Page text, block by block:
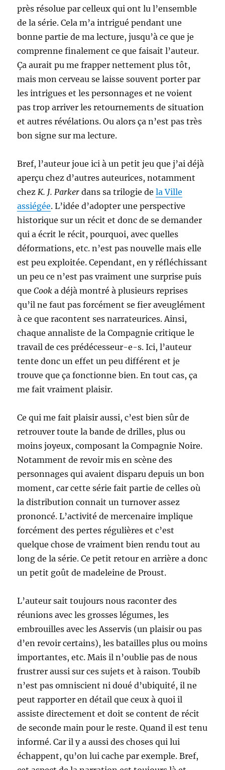
près résolue par celleux qui ont lu l’ensemble
de la série. Cela m’a intrigué pendant une
bonne partie de ma lecture, jusqu’à ce que je
comprenne finalement ce que faisait l’auteur.
Ça aurait pu me frapper nettement plus tôt,
mais mon cerveau se laisse souvent porter par
les intrigues et les personnages et ne voient
pas trop arriver les retournements de situation
et autres révélations. Ou alors ça n’est pas très
bon signe sur ma lecture.
Bref, l’auteur joue ici à un petit jeu que j’ai déjà
aperçu chez d’autres auteurices, notamment
chezK. J. Parker dans sa trilogie dela Ville
assiégée. L’idée d’adopter une perspective
historique sur un récit et donc de se demander
qui a écrit le récit, pourquoi, avec quelles
déformations, etc. n’est pas nouvelle mais elle
est peu exploitée. Cependant, en y réfléchissant
un peu ce n’est pas vraiment une surprise puis
queCook a déjà montré à plusieurs reprises
qu’il ne faut pas forcément se fier aveuglément
à ce que racontent ses narrateurices. Ainsi,
chaque annaliste de la Compagnie critique le
travail de ces prédécesseur-e-s. Ici, l’auteur
tente donc un effet un peu différent et je
trouve que ça fonctionne bien. En tout cas, ça
me fait vraiment plaisir.
Ce qui me fait plaisir aussi, c’est bien sûr de
retrouver toute la bande de drilles, plus ou
moins joyeux, composant la Compagnie Noire.
Notamment de revoir mis en scène des
personnages qui avaient disparu depuis un bon
moment, car cette série fait partie de celles où
la distribution connait un turnover assez
prononcé. L’activité de mercenaire implique
forcément des pertes régulières et c’est
quelque chose de vraiment bien rendu tout au
long de la série. Ce petit retour en arrière a donc
un petit goût de madeleine de Proust.
L’auteur sait toujours nous raconter des
réunions avec les grosses légumes, les
embrouilles avec les Asservis (un plaisir ou pas
d’en revoir certains), les batailles plus ou moins
importantes, etc. Mais il n’oublie pas de nous
frustrer aussi sur ces sujets et à raison. Toubib
n’est pas omniscient ni doué d’ubiquité, il ne
peut rapporter en détail que ceux à quoi il
assiste directement et doit se content de récit
de seconde main pour le reste. Quand il est tenu
informé. Car il y a aussi des choses qui lui
échappent, qu’on lui cache par exemple. Bref,